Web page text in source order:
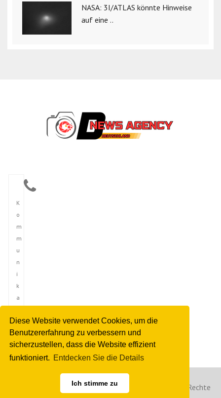
Diese Website verwendet Cookies, um die
Benutzererfahrung zu verbessern und
sicherzustellen, dass die Website effizient
funktioniert. Entdecken Sie die Details
Ich stimme zu
NASA: 3I/ATLAS könnte Hinweise
auf eine ..
K
o
m
m
u
n
i
k
a
i
o
n
Copyright © 2023 Deutsche Nachrichtenagentur. Alle Rechte